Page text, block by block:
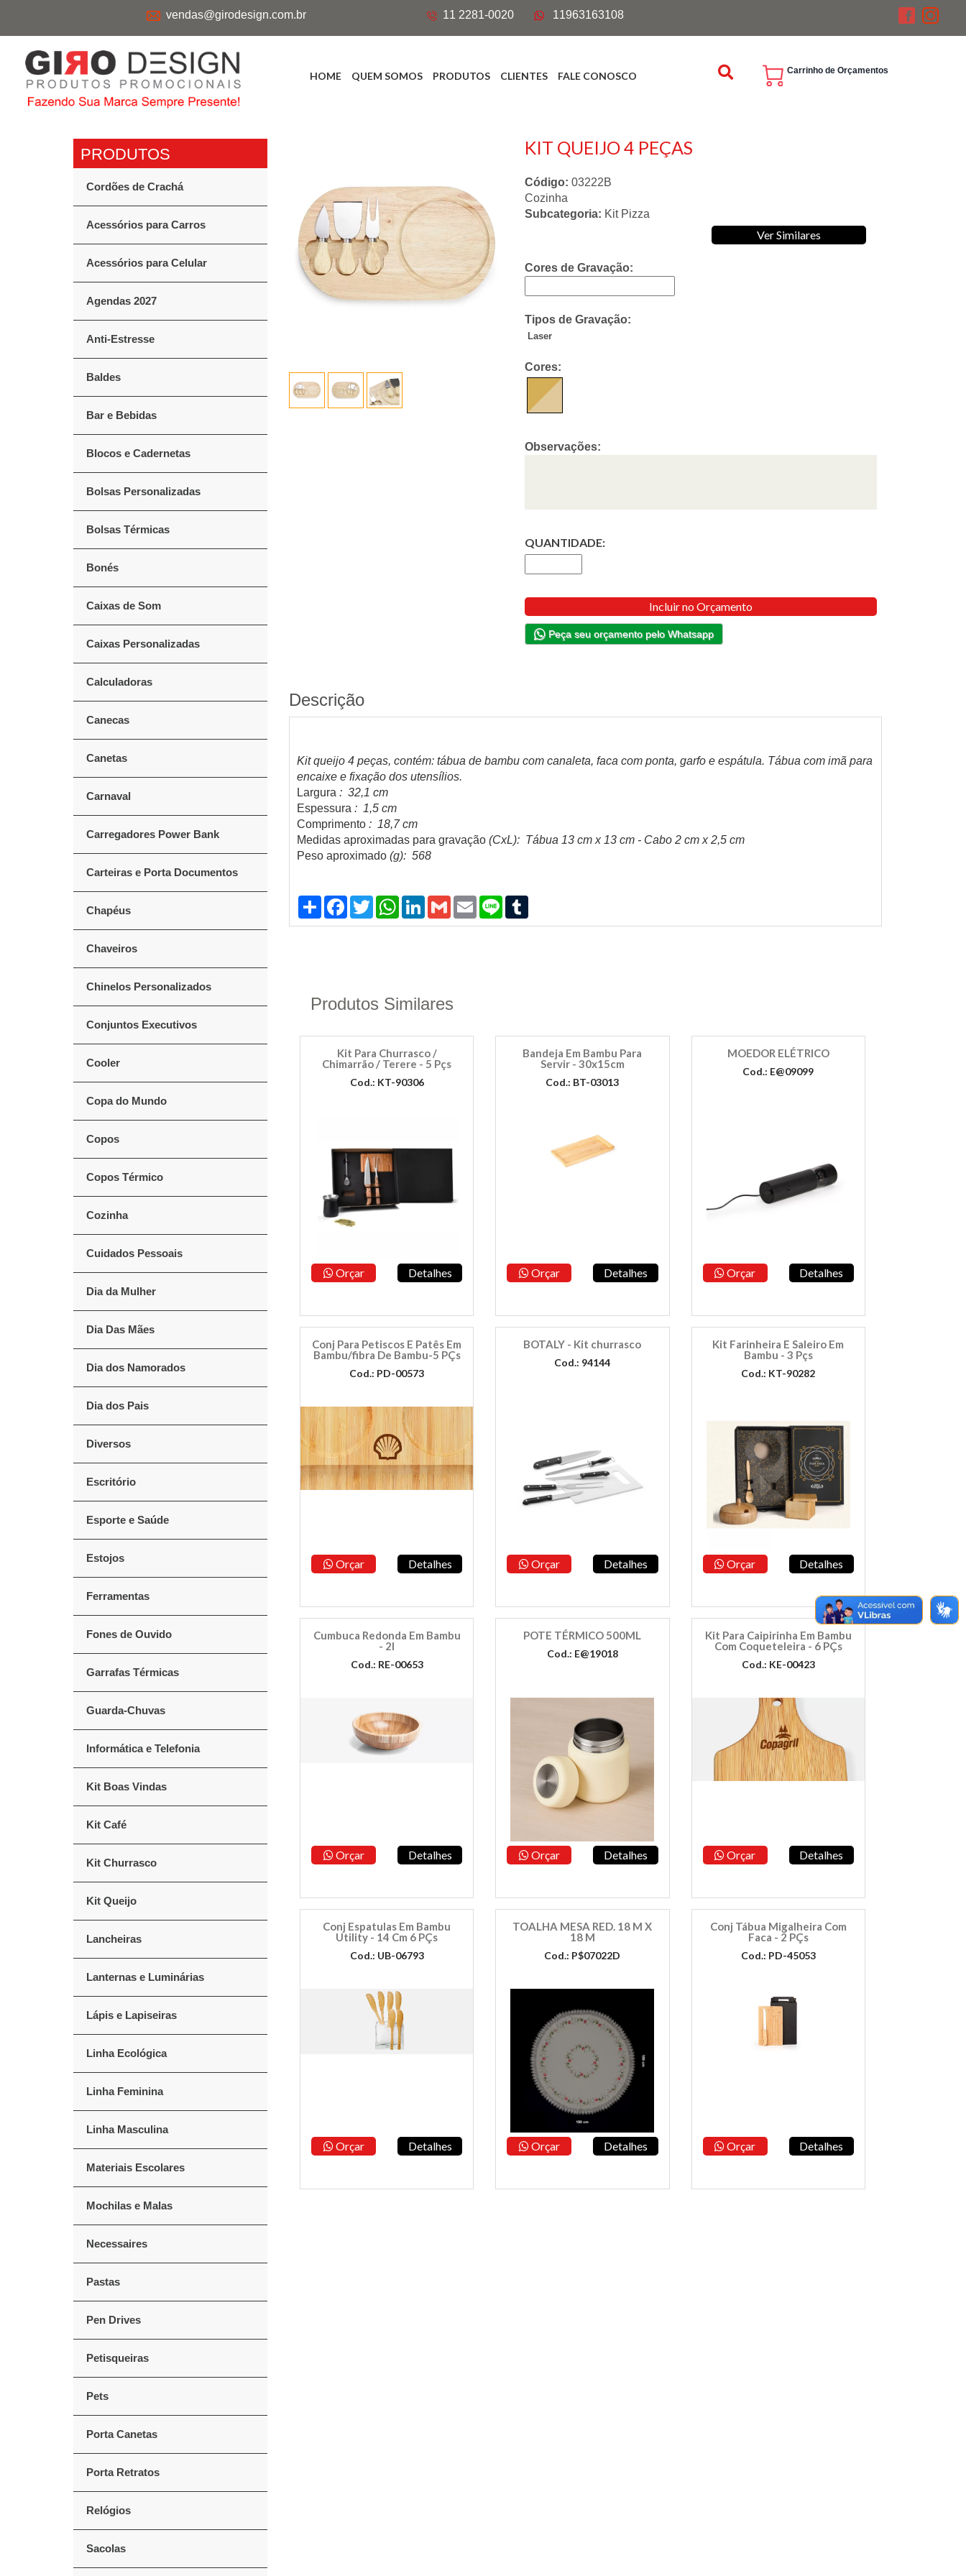
vendas@girodesign.com.br 11 2281-0020 11963163108
HOME QUEM SOMOS PRODUTOS CLIENTES FALE CONOSCO Carrinho de Orçamentos
Cordões de Crachá
Acessórios para Carros
Acessórios para Celular
Agendas 2027
Anti-Estresse
Baldes
Bar e Bebidas
Blocos e Cadernetas
Bolsas Personalizadas
Bolsas Térmicas
Bonés
Caixas de Som
Caixas Personalizadas
Calculadoras
Canecas
Canetas
Carnaval
Carregadores Power Bank
Carteiras e Porta Documentos
Chapéus
Chaveiros
Chinelos Personalizados
Conjuntos Executivos
Cooler
Copa do Mundo
Copos
Copos Térmico
Cozinha
Cuidados Pessoais
Dia da Mulher
Dia Das Mães
Dia dos Namorados
Dia dos Pais
Diversos
Escritório
Esporte e Saúde
Estojos
Ferramentas
Fones de Ouvido
Garrafas Térmicas
Guarda-Chuvas
Informática e Telefonia
Kit Boas Vindas
Kit Café
Kit Churrasco
Kit Queijo
Lancheiras
Lanternas e Luminárias
Lápis e Lapiseiras
Linha Ecológica
Linha Feminina
Linha Masculina
Materiais Escolares
Mochilas e Malas
Necessaires
Pastas
Pen Drives
Petisqueiras
Pets
Porta Canetas
Porta Retratos
Relógios
Sacolas
KIT QUEIJO 4 PEÇAS
Código: 03222B
Cozinha
Subcategoria: Kit Pizza
Ver Similares
Cores de Gravação:
Tipos de Gravação:
Laser
Cores:
Observações:
QUANTIDADE:
Incluir no Orçamento
Peça seu orçamento pelo Whatsapp
Descrição
Kit queijo 4 peças, contém: tábua de bambu com canaleta, faca com ponta, garfo e espátula. Tábua com imã para
encaixe e fixação dos utensílios.
Largura : 32,1 cm
Espessura : 1,5 cm
Comprimento : 18,7 cm
Medidas aproximadas para gravação (CxL): Tábua 13 cm x 13 cm - Cabo 2 cm x 2,5 cm
Peso aproximado (g): 568
Compartilhar
Facebook
TwitterWhatsApp
LinkedIn
GmailEmailLine
Produtos Similares
Kit Para Churrasco /
Chimarrão / Terere - 5 Pçs
Cod.: KT-90306
Orçar Detalhes
Bandeja Em Bambu Para
Servir - 30x15cm
Cod.: BT-03013
Orçar Detalhes
MOEDOR ELÉTRICO
Cod.: E@09099
Orçar Detalhes
Conj Para Petiscos E Patês Em
Bambu/fibra De Bambu-5 PÇs
Cod.: PD-00573
Orçar Detalhes
BOTALY - Kit churrasco
Cod.: 94144
Orçar Detalhes
Kit Farinheira E Saleiro Em
Bambu - 3 Pçs
Cod.: KT-90282
Orçar Detalhes
Cumbuca Redonda Em Bambu
- 2l
Cod.: RE-00653
Orçar Detalhes
POTE TÉRMICO 500ML
Cod.: E@19018
Orçar Detalhes
Kit Para Caipirinha Em Bambu
Com Coqueteleira - 6 PÇs
Cod.: KE-00423
Orçar Detalhes
Conj Espatulas Em Bambu
Utility - 14 Cm 6 PÇs
Cod.: UB-06793
Orçar Detalhes
TOALHA MESA RED. 18 M X
18 M
Cod.: P$07022D
Orçar Detalhes
Conj Tábua Migalheira Com
Faca - 2 PÇs
Cod.: PD-45053
Orçar Detalhes